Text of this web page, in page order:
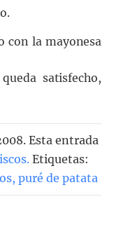
con la mayonesa
satisfecho,
Esta entrada
. Etiquetas:
, puré de patata